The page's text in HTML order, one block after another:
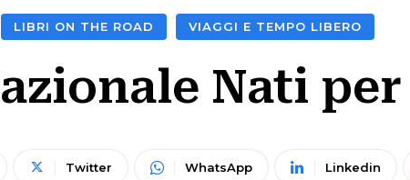
LIBRI ON THE ROAD VIAGGI E TEMPO LIBERO
Nati
Twitter WhatsApp Linkedin